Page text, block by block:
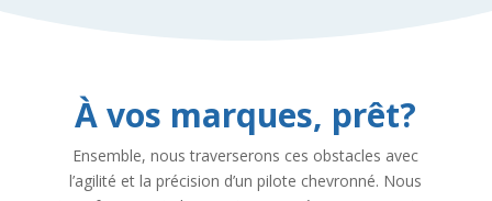
À vos marques, prêt?
Ensemble, nous traverserons ces obstacles avec
l’agilité et la précision d’un pilote chevronné. Nous